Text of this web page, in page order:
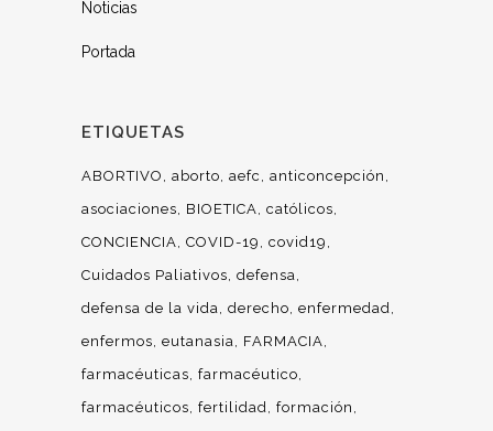
Noticias
Portada
ETIQUETAS
ABORTIVO aborto aefc
anticoncepción
asociaciones
BIOETICA católicos
CONCIENCIA COVID-19
covid19
Cuidados Paliativos defensa
defensa de la vida derecho enfermedad
enfermos eutanasia
FARMACIA
farmacéuticas farmacéutico
farmacéuticos fertilidad formación